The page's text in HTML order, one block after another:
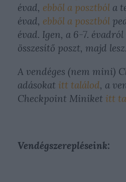
évad, ebből a posztból a
évad, ebből a posztból
évad. Igen, a 6-7.
összesítő poszt, majd lesz.
A vendéges (nem mini)
adásokat itt találod, a
Checkpoint Miniket itt
Vendégszerepléseink: